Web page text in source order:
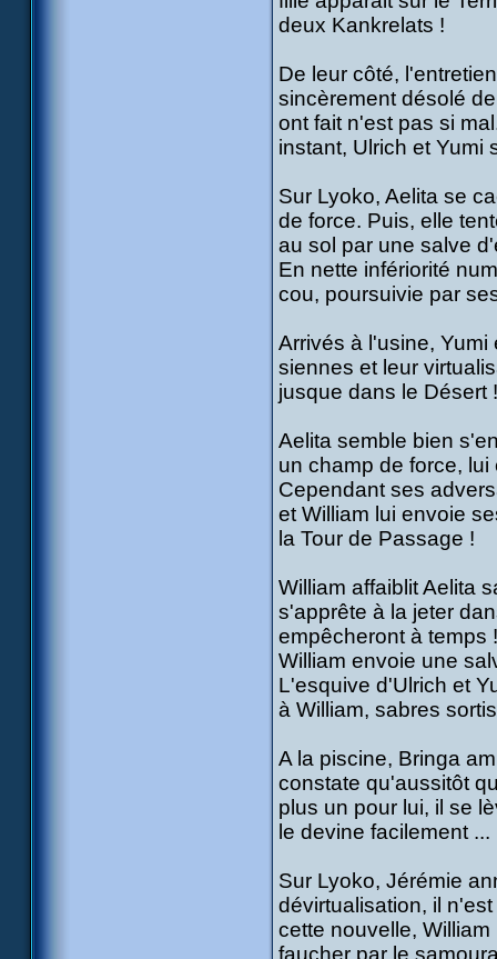
deux Kankrelats !
De leur côté,
sincèrement désolé
ont fait n'est pas si
instant, Ulrich et Yumi
Sur Lyoko, Aelita se
de force. Puis, elle
au sol par une salve
En nette infériorité
cou, poursuivie par
Arrivés à l'usine,
siennes et leur
jusque dans le Désert !
Aelita semble bien
un champ de force,
Cependant ses
et William lui envoie
la Tour de Passage !
William affaiblit Aelita
s'apprête à la jeter
empêcheront à temps !
William envoie une
L'esquive d'Ulrich et
à William, sabres
A la piscine, Bringa
constate qu'aussitôt
plus un pour lui, il se
le devine facilement ...
Sur Lyoko, Jérémie
dévirtualisation, il
cette nouvelle,
faucher par le